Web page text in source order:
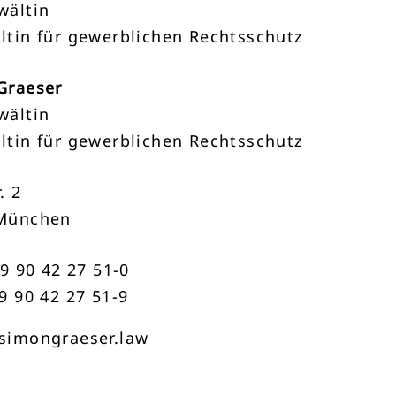
für gewerblichen Rechtsschutz
für gewerblichen Rechtsschutz
2
90 42 27 51-0
90 42 27 51-9